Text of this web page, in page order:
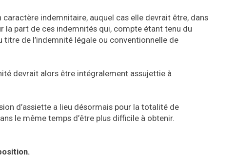
indemnitaire, auquel cas elle devrait être, dans
part de ces indemnités qui, compte étant tenu du
de l’indemnité légale ou conventionnelle de
devrait alors être intégralement assujettie à
d’assiette a lieu désormais pour la totalité de
le même temps d’être plus difficile à obtenir.